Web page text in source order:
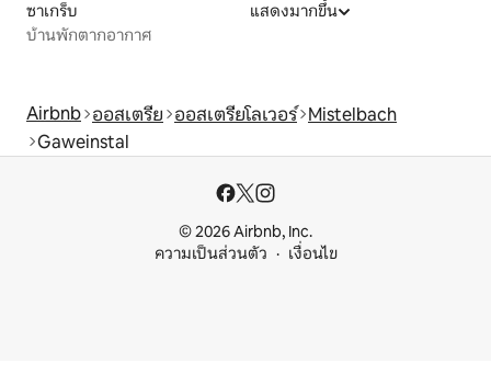
ซาเกร็บ
บ้านพักตากอากาศ
แสดงมากขึ้น
Airbnb ออสเตรีย ออสเตรียโลเวอร์ Mistelbach
Gaweinstal
© 2026 Airbnb, Inc.
ความเป็นส่วนตัว
เงื่อนไข